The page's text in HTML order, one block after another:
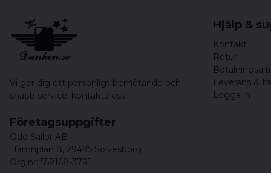
Vi ger dig ett personligt bemötande och
snabb service, kontakta oss!
Hjälp &
Kontakt
Retur
Leverans &
Logga in
Företagsuppgifter
Odd Sailor AB
Hamnplan 8, 29495 Sölvesborg
Org.nr: 559168-3791